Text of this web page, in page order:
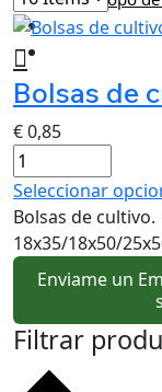
Miel e
Bolsas de
€0,85
Seleccionar
Bolsas de
18x35/18x50/
Enviame un
Filtrar